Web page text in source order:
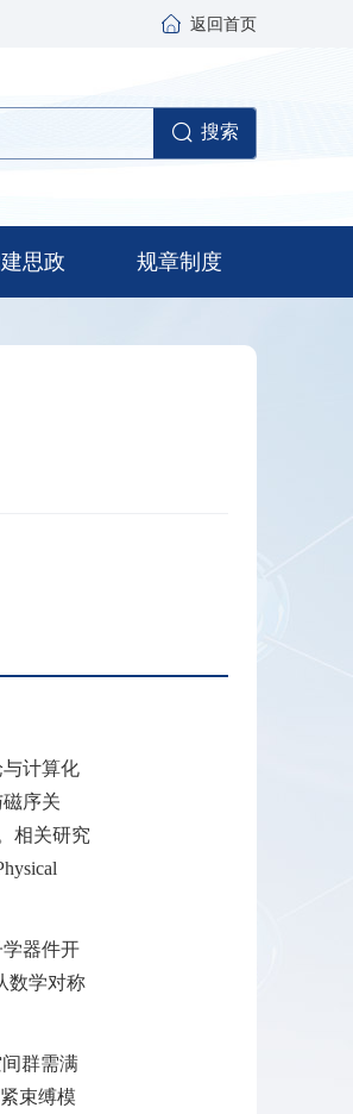
返回首页
搜索
思政 规章制度
计算化
序关
相关研究
器件开
数学对称
群需满
束缚模